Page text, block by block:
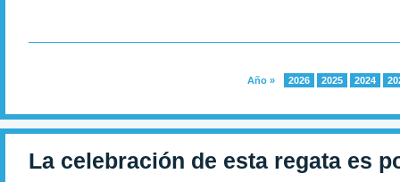
2026 2025 2024
Año »
La celebración de esta regata es